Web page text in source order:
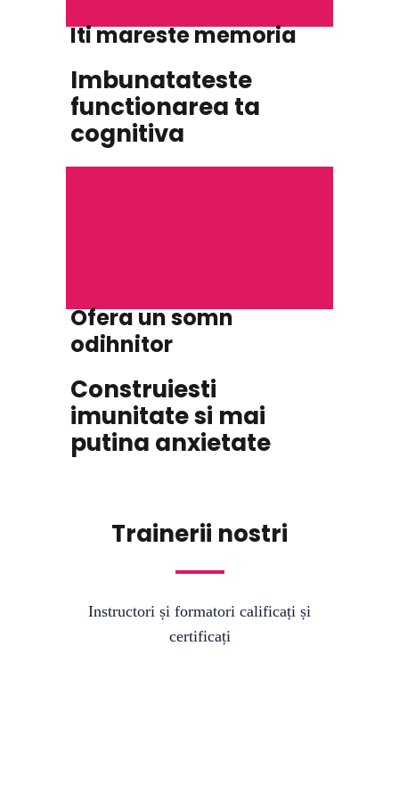
Iti mareste memoria
Imbunatateste
functionarea ta
cognitiva
Ofera un somn
odihnitor
Construiesti
imunitate si mai
putina anxietate
Trainerii nostri
Instructori și formatori calificați și
certificați